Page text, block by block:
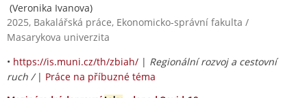
(Veronika Ivanova)
2025, Bakalářská práce, Ekonomicko-správní fakulta /
Masarykova univerzita
• https://is.muni.cz/th/zbiah/ | Regionální rozvoj a cestovní
ruch / | Práce na příbuzné téma